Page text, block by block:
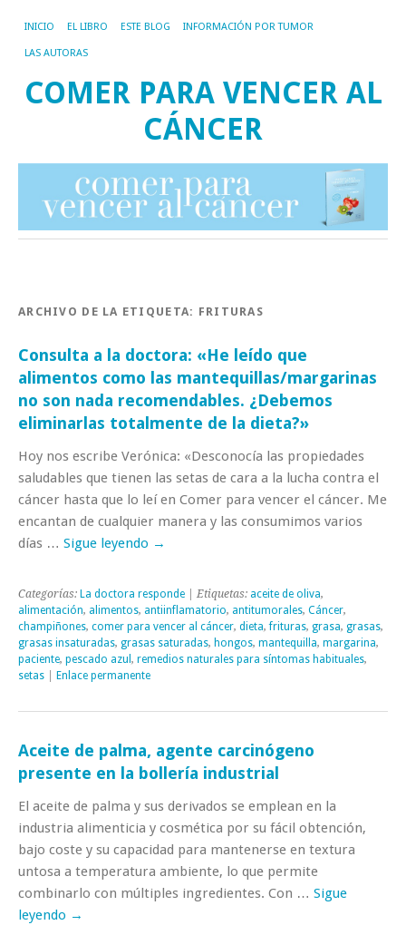
INICIO EL LIBRO ESTE BLOG INFORMACIÓN POR TUMOR
LAS AUTORAS
COMER PARA VENCER AL
CÁNCER
ARCHIVO DE LA ETIQUETA: FRITURAS
Consulta a la doctora: «He leído que
alimentos como las mantequillas/margarinas
no son nada recomendables. ¿Debemos
eliminarlas totalmente de la dieta?»
Hoy nos escribe Verónica: «Desconocía las propiedades
saludables que tienen las setas de cara a la lucha contra el
cáncer hasta que lo leí en Comer para vencer el cáncer. Me
encantan de cualquier manera y las consumimos varios
días … Sigue leyendo →
Categorías: La doctora responde | Etiquetas: aceite de oliva,
alimentación, alimentos, antiinflamatorio, antitumorales, Cáncer,
champiñones, comer para vencer al cáncer, dieta,frituras, grasa, grasas,
grasas insaturadas, grasas saturadas, hongos, mantequilla, margarina,
paciente, pescado azul , remedios naturales para síntomas habituales,
setas
Enlace permanente
Aceite de palma, agente carcinógeno
presente en la bollería industrial
El aceite de palma y sus derivados se emplean en la
industria alimenticia y cosmética por su fácil obtención,
bajo coste y su capacidad para mantenerse en textura
untosa a temperatura ambiente, lo que permite
combinarlo con múltiples ingredientes. Con … Sigue
leyendo →